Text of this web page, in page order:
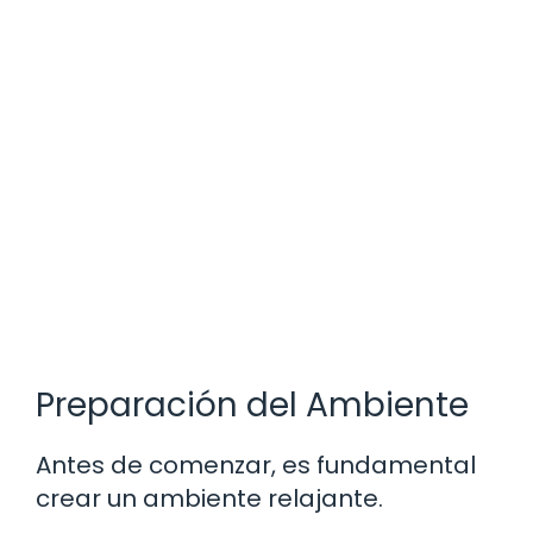
Preparación del Ambiente
Antes de comenzar, es fundamental
crear un ambiente relajante.